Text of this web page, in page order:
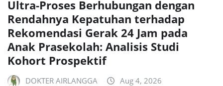
Ultra-Proses Berhubungan dengan
Rendahnya Kepatuhan terhadap
Rekomendasi Gerak 24 Jam pada
Anak Prasekolah: Analisis Studi
Kohort Prospektif
DOKTER AIRLANGGA Aug 4, 2026